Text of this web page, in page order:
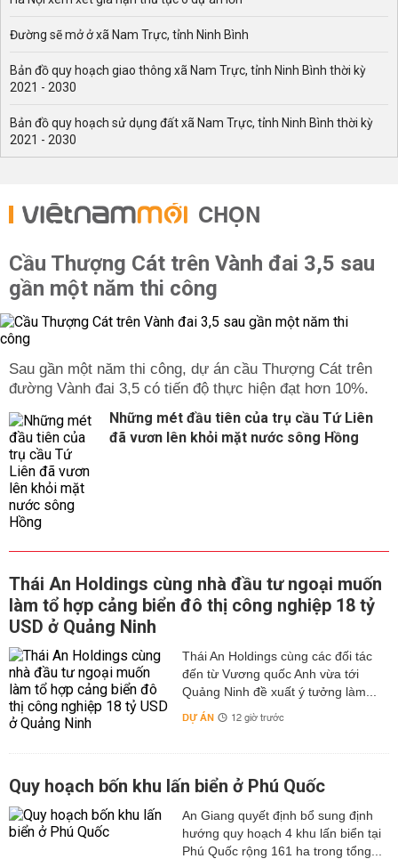
Đường sẽ mở ở xã Nam Trực, tỉnh Ninh Bình
Bản đồ quy hoạch giao thông xã Nam Trực, tỉnh Ninh Bình thời kỳ
2021 - 2030
Bản đồ quy hoạch sử dụng đất xã Nam Trực, tỉnh Ninh Bình thời kỳ
2021 - 2030
CHỌN
Cầu Thượng Cát trên Vành đai 3,5 sau
gần một năm thi công
Sau gần một năm thi công, dự án cầu Thượng Cát trên
đường Vành đai 3,5 có tiến độ thực hiện đạt hơn 10%.
Những mét đầu tiên của trụ cầu Tứ Liên
đã vươn lên khỏi mặt nước sông Hồng
Thái An Holdings cùng nhà đầu tư ngoại muốn
làm tổ hợp cảng biển đô thị công nghiệp 18 tỷ
USD ở Quảng Ninh
Thái An Holdings cùng các đối tác
đến từ Vương quốc Anh vừa tới
Quảng Ninh đề xuất ý tưởng làm...
DỰ ÁN 12 giờ trước
Quy hoạch bốn khu lấn biển ở Phú Quốc
An Giang quyết định bổ sung định
hướng quy hoạch 4 khu lấn biển tại
Phú Quốc rộng 161 ha trong tổng...